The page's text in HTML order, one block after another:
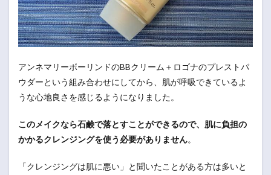
アンネマリーボーリンドのBBクリーム＋ロゴナのプレストパ
ウダーという組み合わせにしてから、肌が呼吸できているよ
うな心地良さを感じるようになりました。
このメイクなら石鹸で落とすことができるので、肌に負担の
かかるクレンジングを使う必要がありません。
「クレンジングは肌に悪い」と聞いたことがある方は多いと